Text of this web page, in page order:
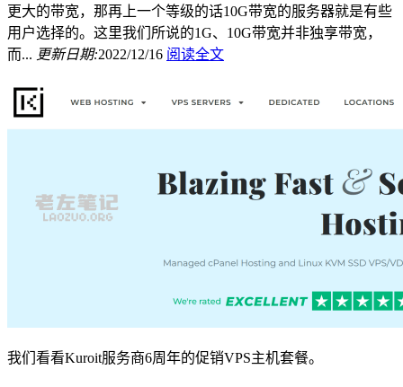
更大的带宽，那再上一个等级的话10G带宽的服务器就是有些
用户选择的。这里我们所说的1G、10G带宽并非独享带宽，
而... 更新日期:2022/12/16 阅读全文
我们看看Kuroit服务商6周年的促销VPS主机套餐。